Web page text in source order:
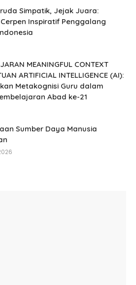
Simpatik, Jejak Juara:
Inspiratif Penggalang
MEANINGFUL CONTEXT
ARTIFICIAL INTELLIGENCE (AI):
Metakognisi Guru dalam
Abad ke-21
Sumber Daya Manusia